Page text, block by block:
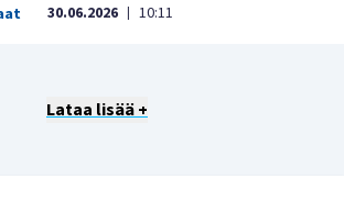
30.06.2026 | 10:11
Lataa lisää +